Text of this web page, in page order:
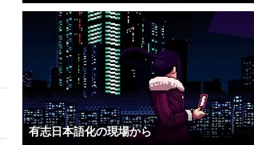
有志日本語化の現場から